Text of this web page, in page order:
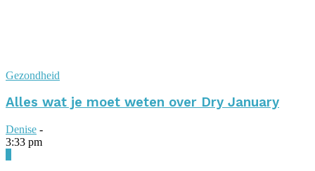
Gezondheid
Alles wat je moet weten over Dry January
Denise -
3:33 pm